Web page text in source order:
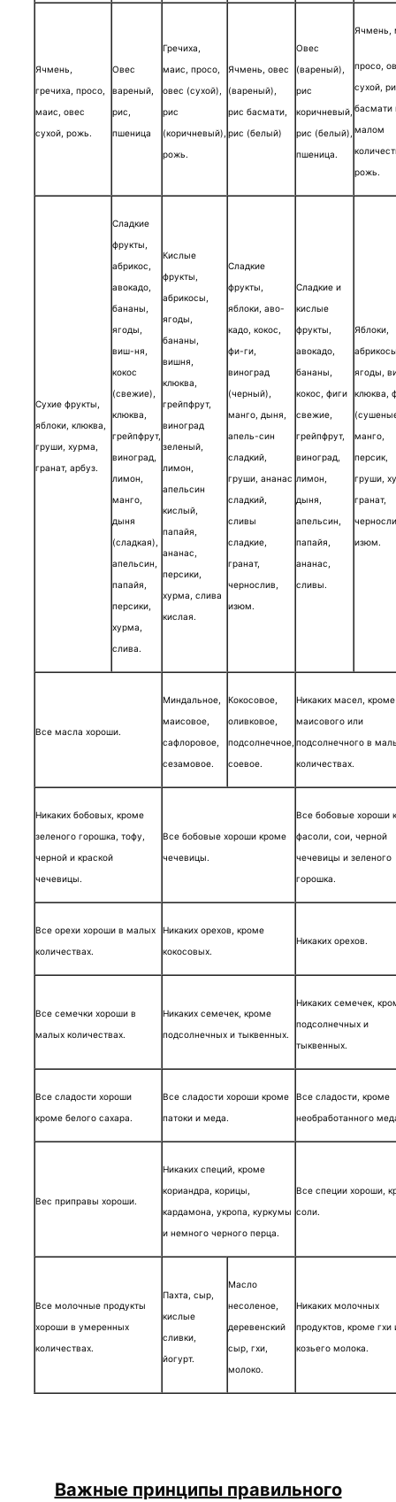
Ячмень,
гречиха, просо,
маис, овес
сухой, рожь.
Овес
вареный,
рис,
пшеница
Гречиха,
маис, просо,
овес (сухой),
рис
(коричневый),
рожь.
Ячмень, овес
(вареный),
рис басмати,
рис (белый)
Овес
(вареный),
рис
коричневый,
рис (белый),
пшеница.
Ячмень,
просо,
сухой,
басмати
малом
рожь.
Сухие фрукты,
яблоки, клюква,
груши, хурма,
гранат, арбуз.
Сладкие
фрукты,
абрикос,
авокадо,
бананы,
ягоды,
виш-ня,
кокос
(свежие),
клюква,
грейпфрут,
виноград,
лимон,
манго,
дыня
(сладкая),
апельсин,
папайя,
персики,
хурма,
слива.
Кислые
фрукты,
абрикосы,
ягоды,
бананы,
вишня,
клюква,
грейпфрут,
виноград
зеленый,
лимон,
апельсин
кислый,
папайя,
ананас,
персики,
хурма, слива
кислая.
Сладкие
фрукты,
яблоки, аво-
кадо, кокос,
фи-ги,
виноград
(черный),
манго, дыня,
апель-син
сладкий,
груши, ананас
сладкий,
сливы
сладкие,
гранат,
чернослив,
изюм.
Сладкие и
кислые
фрукты,
авокадо,
бананы,
кокос, фиги
свежие,
грейпфрут,
виноград,
лимон,
дыня,
апельсин,
папайя,
ананас,
сливы.
Яблоки,
ягоды,
клюква,
манго,
персик,
груши,
гранат,
изюм.
Все масла хороши.
Миндальное,
маисовое,
сафлоровое,
сезамовое.
Кокосовое,
оливковое,
подсолнечное,
соевое.
Никаких масел, кроме
маисового или
подсолнечного в
количествах.
Никаких бобовых, кроме
зеленого горошка, тофу,
черной и краской
чечевицы.
Все бобовые хороши кроме
чечевицы.
Все бобовые хороши
фасоли, сои, черной
чечевицы и зеленого
горошка.
Все орехи хороши в малых
количествах.
Никаких орехов, кроме
кокосовых.
Никаких орехов.
Все семечки хороши в
малых количествах.
Никаких семечек, кроме
подсолнечных и тыквенных.
Никаких семечек,
подсолнечных и
тыквенных.
Все сладости хороши
кроме белого сахара.
Все сладости хороши кроме
патоки и меда.
Все сладости, кроме
необработанного
Вес приправы хороши.
Никаких специй, кроме
кориандра, корицы,
кардамона, укропа, куркумы
и немного черного перца.
Все специи хороши,
соли.
Все молочные продукты
хороши в умеренных
количествах.
Пахта, сыр,
кислые
сливки,
йогурт.
Масло
несоленое,
деревенский
сыр, гхи,
молоко.
Никаких молочных
продуктов, кроме гхи
козьего молока.
Важные принципы правильного